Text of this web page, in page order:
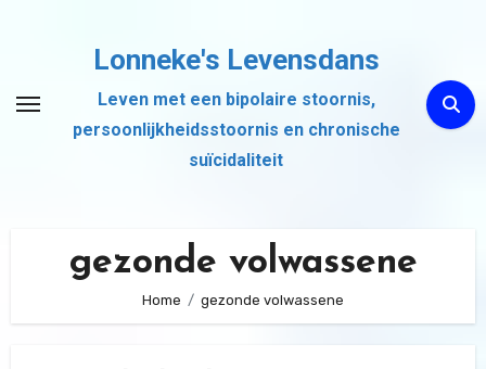
inhoud
Lonneke's Levensdans
Leven met een bipolaire stoornis,
persoonlijkheidsstoornis en chronische
suïcidaliteit
gezonde volwassene
Home gezonde volwassene